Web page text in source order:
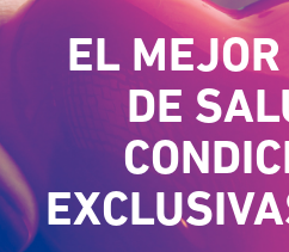
CIUDAD
EL
DE